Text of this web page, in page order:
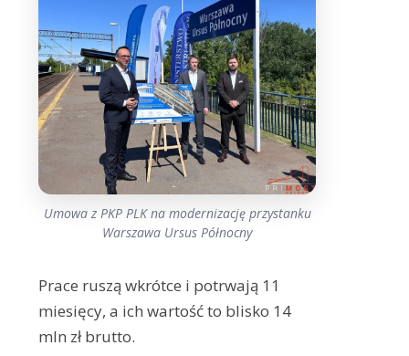
Umowa z PKP PLK na modernizację przystanku
Warszawa Ursus Północny
Prace ruszą wkrótce i potrwają 11
miesięcy, a ich wartość to blisko 14
mln zł brutto.